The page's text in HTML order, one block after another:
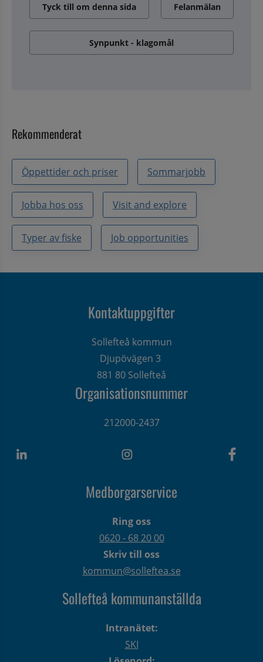
Tyck till om denna sida Felanmälan
Synpunkt - klagomål
Rekommenderat
Öppettider och priser Sommarjobb
Jobba hos oss Visit and explore
Typer av fiske Job opportunities
Kontaktuppgifter
Sollefteå kommun
Djupövägen 3
881 80 Sollefteå
Organisationsnummer
212000-2437
Medborgarservice
Ring oss
0620 - 68 20 00
Skriv till oss
kommun@solleftea.se
Sollefteå kommunanställda
Intranätet:
SKI